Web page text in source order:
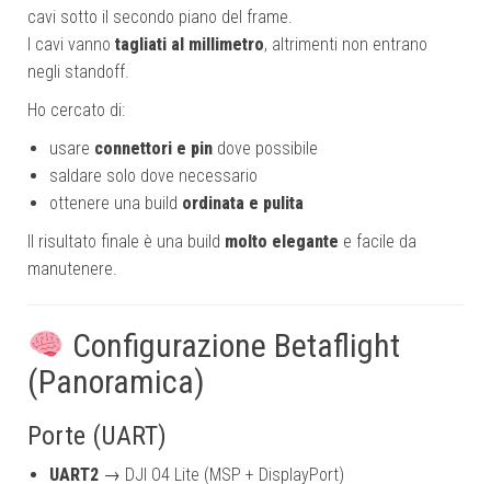
cavi sotto il secondo piano del frame.
I cavi vanno tagliati al millimetro, altrimenti non entrano
negli standoff.
Ho cercato di:
usare connettori e pin dove possibile
saldare solo dove necessario
ottenere una build ordinata e pulita
Il risultato finale è una build molto elegante e facile da
manutenere.
Configurazione Betaflight
(Panoramica)
Porte (UART)
UART2 → DJI O4 Lite (MSP + DisplayPort)